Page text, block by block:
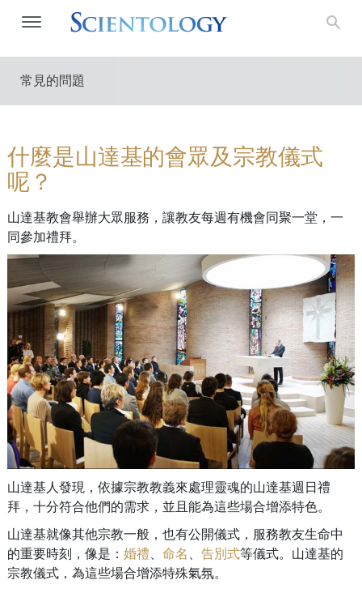
常見的問題
什麼是山達基的會眾及宗教儀式
呢？
山達基教會舉辦大眾服務，讓教友每週有機會同聚一堂，一
同參加禮拜。
山達基人發現，依據宗教教義來處理靈魂的山達基週日禮
拜，十分符合他們的需求，並且能為這些場合增添特色。
山達基就像其他宗教一般，也有公開儀式，服務教友生命中
的重要時刻，像是： 婚禮、 命名、 告別式等儀式。山達基的
宗教儀式，為這些場合增添特殊氣氛。